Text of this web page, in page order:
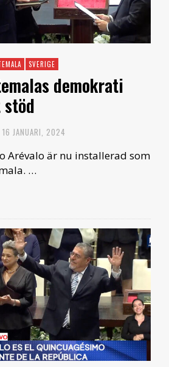
SVERIGE
demokrati
16 JANUARI, 2024
Arévalo är nu installerad som
…